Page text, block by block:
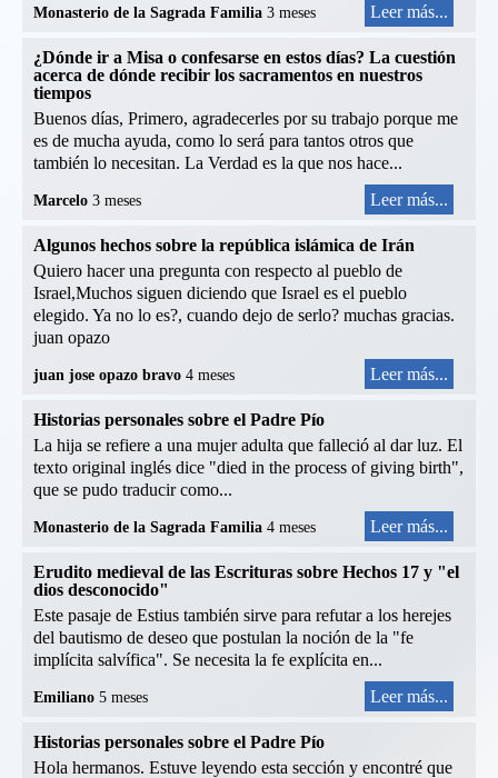
Monasterio de la Sagrada Familia 3 meses Leer más...
¿Dónde ir a Misa o confesarse en estos días? La cuestión
acerca de dónde recibir los sacramentos en nuestros
tiempos
Buenos días, Primero, agradecerles por su trabajo porque me
es de mucha ayuda, como lo será para tantos otros que
también lo necesitan. La Verdad es la que nos hace...
Marcelo 3 meses Leer más...
Algunos hechos sobre la república islámica de Irán
Quiero hacer una pregunta con respecto al pueblo de
Israel,Muchos siguen diciendo que Israel es el pueblo
elegido. Ya no lo es?, cuando dejo de serlo? muchas gracias.
juan opazo
juan jose opazo bravo 4 meses Leer más...
Historias personales sobre el Padre Pío
La hija se refiere a una mujer adulta que falleció al dar luz. El
texto original inglés dice "died in the process of giving birth",
que se pudo traducir como...
Monasterio de la Sagrada Familia 4 meses Leer más...
Erudito medieval de las Escrituras sobre Hechos 17 y "el
dios desconocido"
Este pasaje de Estius también sirve para refutar a los herejes
del bautismo de deseo que postulan la noción de la "fe
implícita salvífica". Se necesita la fe explícita en...
Emiliano 5 meses Leer más...
Historias personales sobre el Padre Pío
Hola hermanos. Estuve leyendo esta sección y encontré que